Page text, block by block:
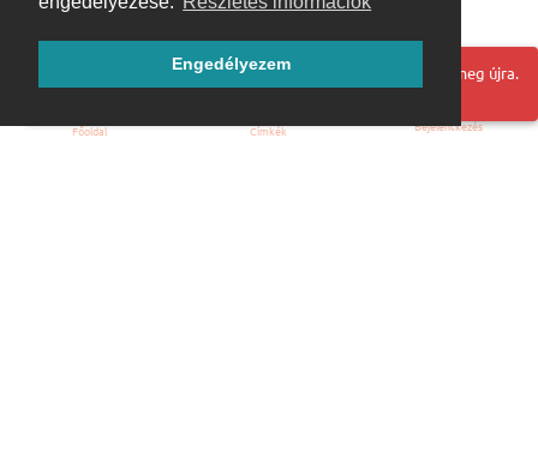
Engedélyezem
Hoppá! Valami hiba történt. Frissítse az oldalt és próbálja meg újra.
Főoldal Címkék Bejelentkezés